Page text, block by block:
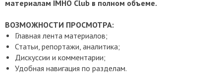
материалам IMHO Club в полном объеме.
ВОЗМОЖНОСТИ ПРОСМОТРА:
Главная лента материалов;
Статьи, репортажи, аналитика;
Дискуссии и комментарии;
Удобная навигация по разделам.